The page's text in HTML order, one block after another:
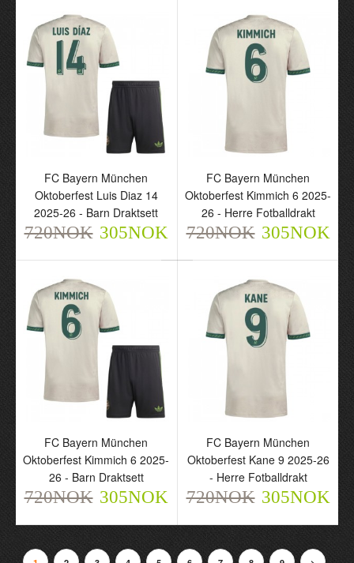
FC Bayern München
Oktoberfest Olise 17
2025-26 - Herre
720NOK 305NOK
Oktoberfest Olise 17
2025-26 - Barn Draktsett
720NOK 305NOK
Oktoberfest Musiala 10
2025-26 - Herre
Fotballdrakt
720NOK
FC Bayern München
Oktoberfest Luis Diaz 14
2025-26 - Barn Draktsett
720NOK 305NOK
FC Bayern München
Oktoberfest Kimmich 6 2025-
26 - Herre Fotballdrakt
720NOK 305NOK
FC Bayern München
Oktoberfest Kimmich 6 2025-
26 - Barn Draktsett
720NOK 305NOK
FC Bayern München
Oktoberfest Kane 9 2025-26
- Herre Fotballdrakt
720NOK 305NOK